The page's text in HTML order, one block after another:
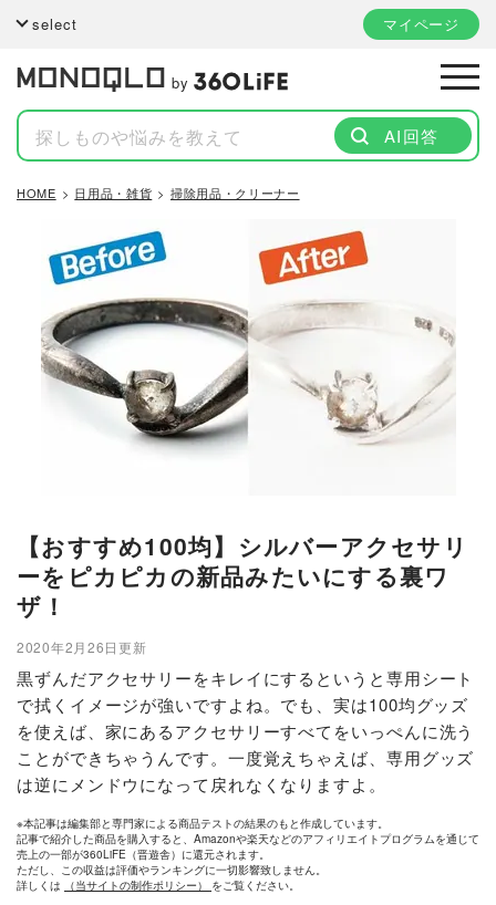
select マイページ
by
AI回答
HOME 日用品・雑貨 掃除用品・クリーナー
【おすすめ100均】シルバーアクセサリ
ーをピカピカの新品みたいにする裏ワ
ザ！
2020年2月26日更新
黒ずんだアクセサリーをキレイにするというと専用シート
で拭くイメージが強いですよね。でも、実は100均グッズ
を使えば、家にあるアクセサリーすべてをいっぺんに洗う
ことができちゃうんです。一度覚えちゃえば、専用グッズ
は逆にメンドウになって戻れなくなりますよ。
※本記事は編集部と専門家による商品テストの結果のもと作成しています。
記事で紹介した商品を購入すると、Amazonや楽天などのアフィリエイトプログラムを通じて
売上の一部が360LiFE（晋遊舎）に還元されます。
ただし、この収益は評価やランキングに一切影響致しません。
詳しくは
（当サイトの制作ポリシー） をご覧ください。